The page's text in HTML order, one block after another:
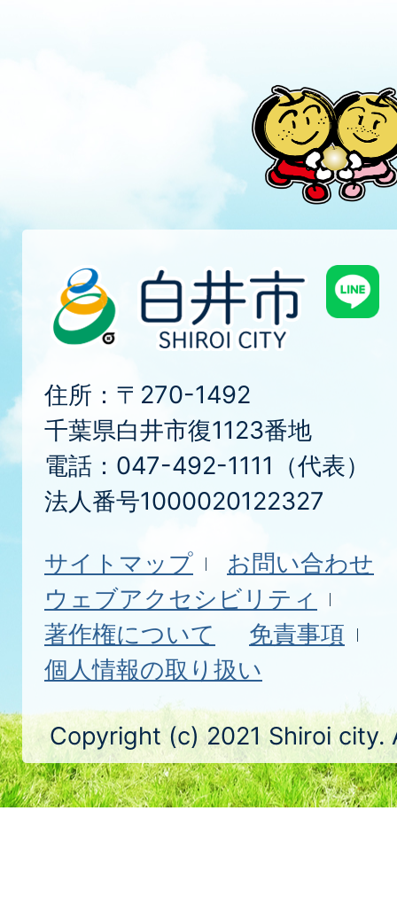
住所：〒270-1492
千葉県白井市復1123番地
電話：047-492-1111（代表）
法人番号1000020122327
サイトマップ
お問い合わせ
ウェブアクセシビリティ
著作権について
免責事項
個人情報の取り扱い
Copyright (c) 2021 Shiroi city.